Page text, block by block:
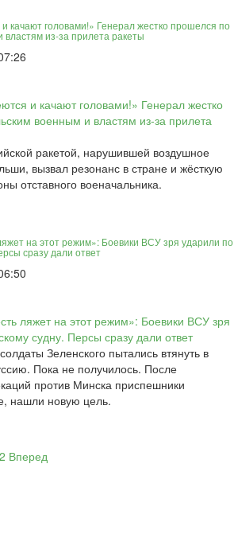
качают головами!» Генерал жестко прошелся по
из-за прилета ракеты
ракетой, нарушившей воздушное
вызвал резонанс в стране и жёсткую
отставного военачальника.
на этот режим»: Боевики ВСУ зря ударили по
сразу дали ответ
Зеленского пытались втянуть в
Пока не получилось. После
против Минска приспешники
нашли новую цель.
Вперед